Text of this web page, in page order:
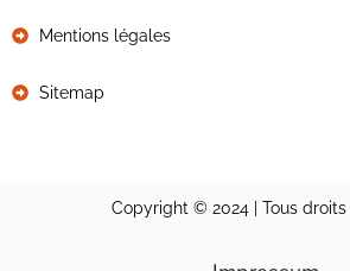
Mentions légales
Sitemap
Copyright © 2024 | Tous droits